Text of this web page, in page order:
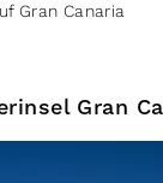
Gran Canaria
Gran